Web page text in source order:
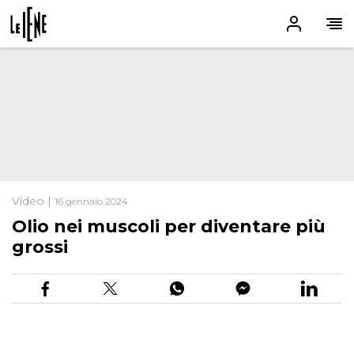
Video | 16 gennaio 2024
Olio nei muscoli per diventare più
grossi